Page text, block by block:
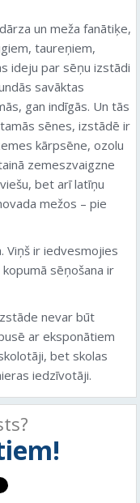
un meža fanātiķe,
taureņiem,
ideju par sēņu izstādi
savāktas
gan indīgās. Un tās
sēnes, izstādē ir
kārpsēne, ozolu
zemeszvaigzne
bet arī latīņu
mežos – pie
Viņš ir iedvesmojies
sēņošana ir
nevar būt
ar eksponātiem
bet skolas
iedzīvotāji.